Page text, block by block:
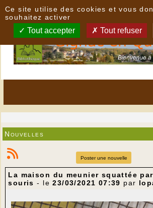
Nouvelles
Poster une nouvelle
La maison du meunier squattée
souris - le23/03/2021 07:39 par
Ce site utilise des cookies et vous
souhaitez activer
Tout accepter Tout refuser